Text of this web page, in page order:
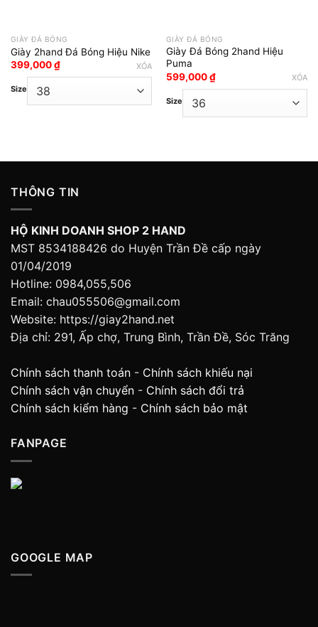
GIÀY ĐÁ BÓNG
Giày 2hand Đá Bóng Hiệu Nike
399,000₫
Size
XÓA
GIÀY ĐÁ BÓNG
Giày Đá Bóng 2hand Hiệu
Puma
599,000₫
Size
XÓA
THÔNG TIN
HỘ KINH DOANH SHOP 2 HAND
MST 8534188426 do Huyện Trần Đề cấp ngày
01/04/2019
Hotline: 0984,055,506
Email: chau055506@gmail.com
Website: https://giay2hand.net
Địa chỉ: 291, Ấp chợ, Trung Bình, Trần Đề, Sóc Trăng
Chính sách thanh toán - Chính sách khiếu nại
Chính sách vận chuyển - Chính sách đổi trả
Chính sách kiểm hàng - Chính sách bảo mật
FANPAGE
GOOGLE MAP